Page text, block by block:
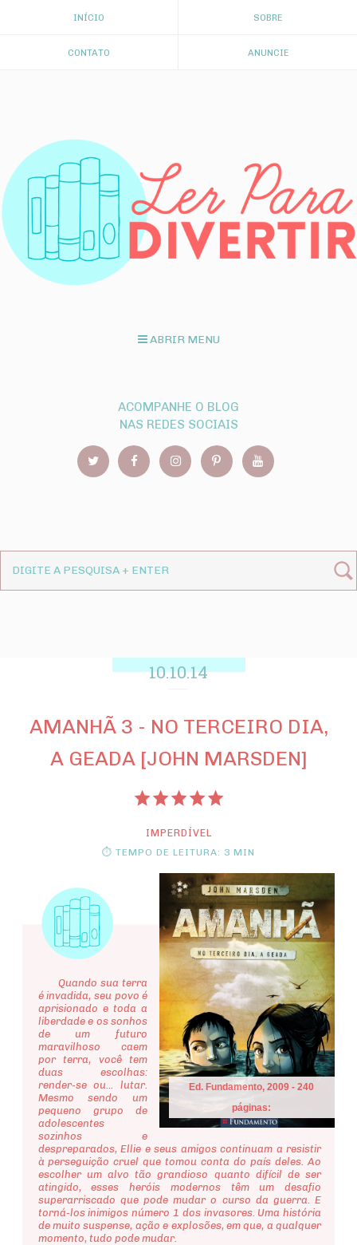
INÍCIO SOBRE
CONTATO ANUNCIE
ABRIR MENU
ACOMPANHE O BLOG
NAS REDES SOCIAIS
10.10.14
AMANHÃ 3 - NO TERCEIRO DIA,
A GEADA [JOHN MARSDEN]
IMPERDÍVEL
⏱ TEMPO DE LEITURA: 3 MIN
Ed. Fundamento, 2009 - 240
páginas:
Quando sua terra
é invadida, seu povo é
aprisionado e toda a
liberdade e os sonhos
de um futuro
maravilhoso caem
por terra, você tem
duas escolhas:
render-se ou... lutar.
Mesmo sendo um
pequeno grupo de
adolescentes
sozinhos e
despreparados, Ellie e seus amigos continuam a resistir
à perseguição cruel que tomou conta do país deles. Ao
escolher um alvo tão grandioso quanto difícil de ser
atingido, esses heróis modernos têm um desafio
superarriscado que pode mudar o curso da guerra. E
torná-los inimigos número 1 dos invasores. Uma história
de muito suspense, ação e explosões, em que, a qualquer
momento, tudo pode mudar.